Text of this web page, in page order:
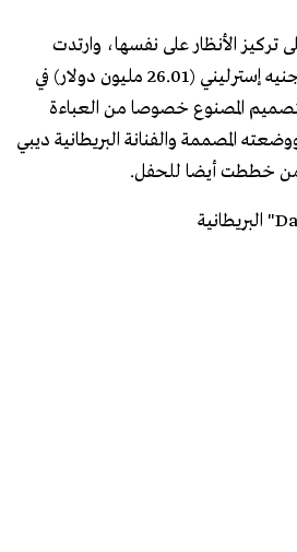
الأنظار على نفسها، وارتدت
فستانا قيمته 20.1 مليون جنيه إسترليني (26.01 مليون دولار) في
المصنوع خصوصا من العباءة
المصممة والفنانة البريطانية ديبي